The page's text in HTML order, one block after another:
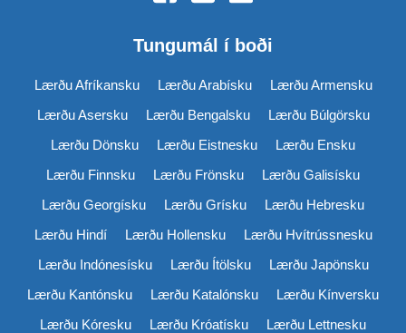
Tungumál í boði
Lærðu Afríkansku Lærðu Arabísku
Lærðu Armensku
Lærðu Asersku
Lærðu Bengalsku
Lærðu Búlgörsku
Lærðu Dönsku
Lærðu Eistnesku
Lærðu Ensku
Lærðu Finnsku
Lærðu Frönsku
Lærðu Galisísku
Lærðu Georgísku
Lærðu Grísku
Lærðu Hebresku
Lærðu Hindí
Lærðu Hollensku
Lærðu Hvítrússnesku
Lærðu Indónesísku
Lærðu Ítölsku
Lærðu Japönsku
Lærðu Kantónsku
Lærðu Katalónsku
Lærðu Kínversku
Lærðu Kóresku
Lærðu Króatísku
Lærðu Lettnesku